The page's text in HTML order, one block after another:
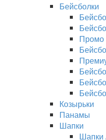
Бейсболки
Промо
Козырьки
Панамы
Шапки
Шапки